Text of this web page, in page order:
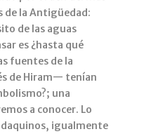
de la Antigüedad:
de las aguas
es ¿hasta qué
fuentes de la
de Hiram— tenían
una
a conocer. Lo
igualmente